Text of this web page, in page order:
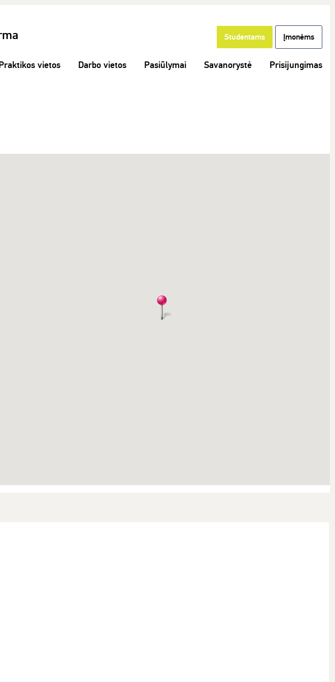
Studentams Įmonėms
vietos Darbo vietos Pasiūlymai Savanorystė Prisijungimas